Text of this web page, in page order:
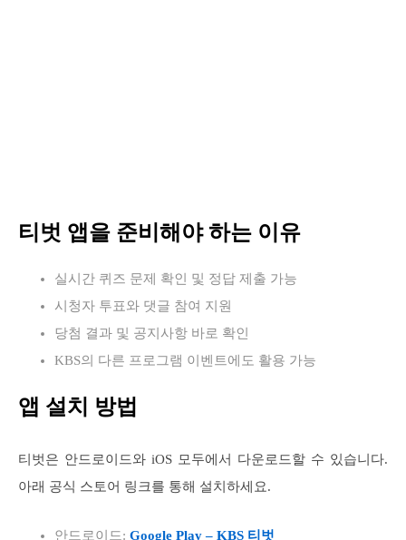
티벗 앱을 준비해야 하는 이유
실시간 퀴즈 문제 확인 및 정답 제출 가능
시청자 투표와 댓글 참여 지원
당첨 결과 및 공지사항 바로 확인
KBS의 다른 프로그램 이벤트에도 활용 가능
앱 설치 방법
티벗은 안드로이드와 iOS 모두에서 다운로드할 수 있습니다.
아래 공식 스토어 링크를 통해 설치하세요.
안드로이드: Google Play – KBS 티벗